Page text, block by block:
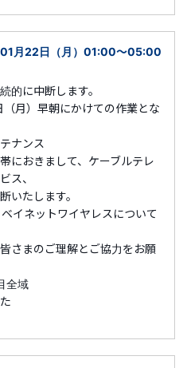
月22日（月）01:00～05:00
的に中断します。
月）早朝にかけての作業とな
ナンス
におきまして、ケーブルテレ
ス、
いたします。
イネットワイヤレスについて
さまのご理解とご協力をお願
全域